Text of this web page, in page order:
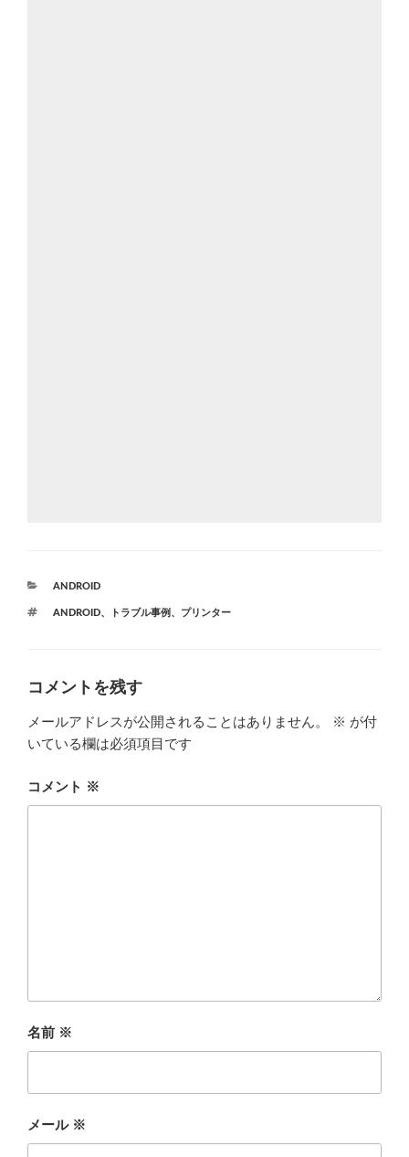
カ
ゴ
ANDROID
タ
ANDROID、 トラブル事例 、 プリンター
コメントを残す
メールアドレスが公開されることはありません。 ※ が付
いている欄は必須項目です
コメント ※
名前 ※
メール ※